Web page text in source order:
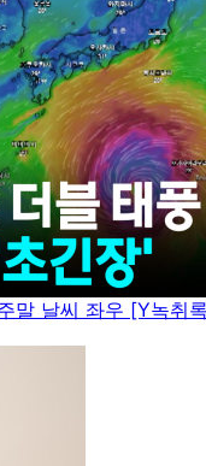
말 날씨 좌우 [Y녹취